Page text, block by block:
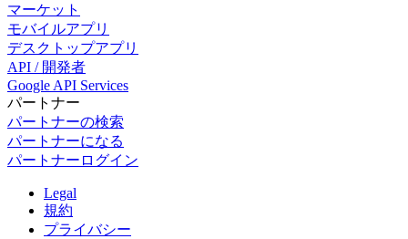
マーケット
モバイルアプリ
デスクトップアプリ
API / 開発者
Google API Services
パートナー
パートナーの検索
パートナーになる
パートナーログイン
Legal
規約
プライバシー